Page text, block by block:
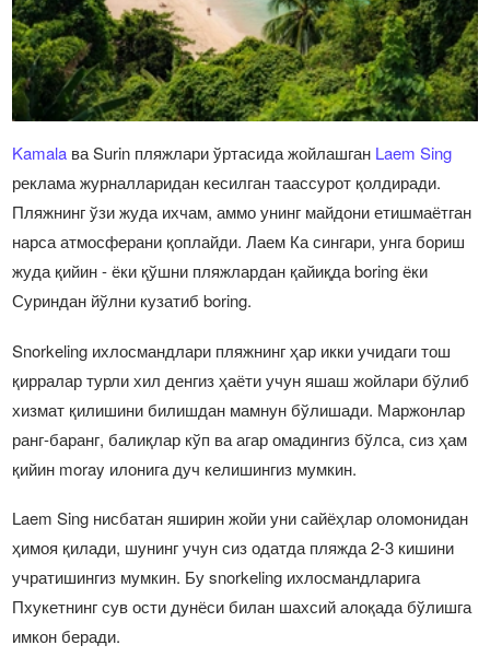
Kamala ва Surin пляжлари ўртасида жойлашган Laem Sing
реклама журналларидан кесилган таассурот қолдиради.
Пляжнинг ўзи жуда ихчам, аммо унинг майдони етишмаётган
нарса атмосферани қоплайди. Лаем Ка сингари, унга бориш
жуда қийин - ёки қўшни пляжлардан қайиқда boring ёки
Суриндан йўлни кузатиб boring.
Snorkeling ихлосмандлари пляжнинг ҳар икки учидаги тош
қирралар турли хил денгиз ҳаёти учун яшаш жойлари бўлиб
хизмат қилишини билишдан мамнун бўлишади. Маржонлар
ранг-баранг, балиқлар кўп ва агар омадингиз бўлса, сиз ҳам
қийин moray илонига дуч келишингиз мумкин.
Laem Sing нисбатан яширин жойи уни сайёҳлар оломонидан
ҳимоя қилади, шунинг учун сиз одатда пляжда 2-3 кишини
учратишингиз мумкин. Бу snorkeling ихлосмандларига
Пхукетнинг сув ости дунёси билан шахсий алоқада бўлишга
имкон беради.